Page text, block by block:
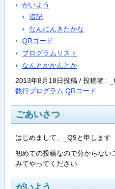
がいよう
追記
なんにんきたかな
QRコード
プログラムリスト
なんとかかんとか
2013年8月18日投稿 / 投稿者 :
数行プログラム QRコード
ごあいさつ
はじめまして、_Q9と申します
初めての投稿なので分からない
みてやってください
がいよう